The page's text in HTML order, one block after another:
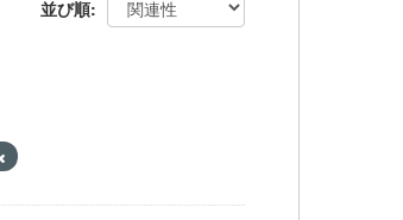
並び順